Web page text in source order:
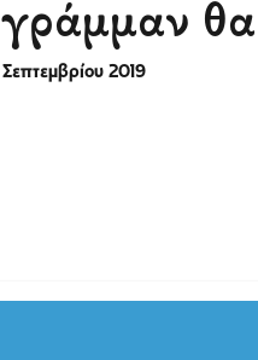
γράμμαν
2019